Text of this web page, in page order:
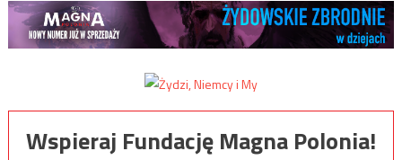
Wspieraj Fundację Magna Polonia!